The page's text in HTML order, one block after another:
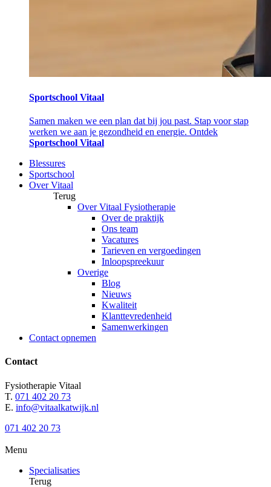
Sportschool Vitaal
Samen maken we een plan dat bij jou past. Stap voor stap
werken we aan je gezondheid en energie. Ontdek
Sportschool Vitaal
Blessures
Sportschool
Over Vitaal
Terug
Over Vitaal Fysiotherapie
Over de praktijk
Ons team
Vacatures
Tarieven en vergoedingen
Inloopspreekuur
Overige
Blog
Nieuws
Kwaliteit
Klanttevredenheid
Samenwerkingen
Contact opnemen
Contact
Fysiotherapie Vitaal
T. 071 402 20 73
E. info@vitaalkatwijk.nl
071 402 20 73
Menu
Specialisaties
Terug